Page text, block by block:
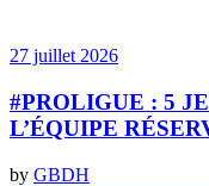
27 juillet 2026
#PROLIGUE : 5
L’ÉQUIPE
by GBDH